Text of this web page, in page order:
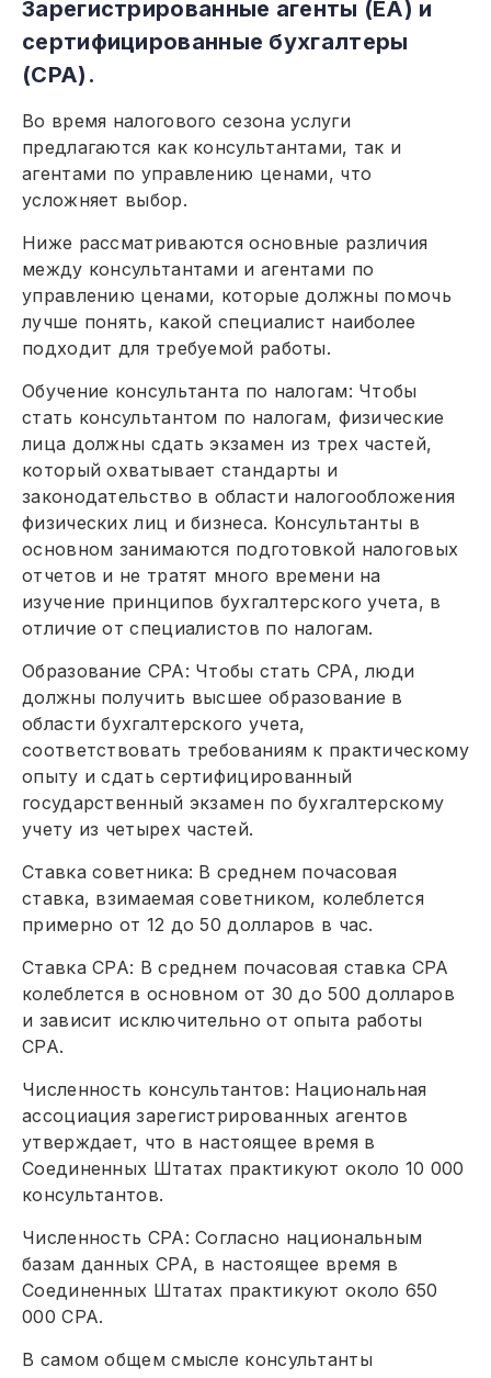
Зарегистрированные агенты (EA) и
сертифицированные бухгалтеры
(CPA).
Во время налогового сезона услуги
предлагаются как консультантами, так и
агентами по управлению ценами, что
усложняет выбор.
Ниже рассматриваются основные различия
между консультантами и агентами по
управлению ценами, которые должны помочь
лучше понять, какой специалист наиболее
подходит для требуемой работы.
Обучение консультанта по налогам: Чтобы
стать консультантом по налогам, физические
лица должны сдать экзамен из трех частей,
который охватывает стандарты и
законодательство в области налогообложения
физических лиц и бизнеса. Консультанты в
основном занимаются подготовкой налоговых
отчетов и не тратят много времени на
изучение принципов бухгалтерского учета, в
отличие от специалистов по налогам.
Образование CPA: Чтобы стать CPA, люди
должны получить высшее образование в
области бухгалтерского учета,
соответствовать требованиям к практическому
опыту и сдать сертифицированный
государственный экзамен по бухгалтерскому
учету из четырех частей.
Ставка советника: В среднем почасовая
ставка, взимаемая советником, колеблется
примерно от 12 до 50 долларов в час.
Ставка CPA: В среднем почасовая ставка CPA
колеблется в основном от 30 до 500 долларов
и зависит исключительно от опыта работы
CPA.
Численность консультантов: Национальная
ассоциация зарегистрированных агентов
утверждает, что в настоящее время в
Соединенных Штатах практикуют около 10 000
консультантов.
Численность CPA: Согласно национальным
базам данных CPA, в настоящее время в
Соединенных Штатах практикуют около 650
000 CPA.
В самом общем смысле консультанты